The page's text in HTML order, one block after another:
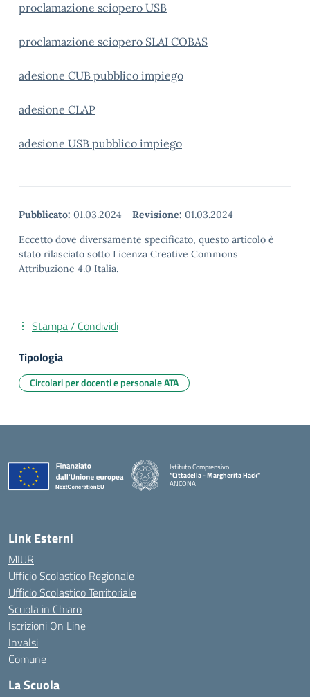
proclamazione sciopero USB
proclamazione sciopero SLAI COBAS
adesione CUB pubblico impiego
adesione CLAP
adesione USB pubblico impiego
Pubblicato: 01.03.2024 - Revisione: 01.03.2024
Eccetto dove diversamente specificato, questo articolo è
stato rilasciato sotto Licenza Creative Commons
Attribuzione 4.0 Italia.
Stampa / Condividi
Tipologia
Circolari per docenti e personale ATA
Istituto Comprensivo
“Cittadella - Margherita Hack”
ANCONA
Link Esterni
MIUR
Ufficio Scolastico Regionale
Ufficio Scolastico Territoriale
Scuola in Chiaro
Iscrizioni On Line
Invalsi
Comune
La Scuola